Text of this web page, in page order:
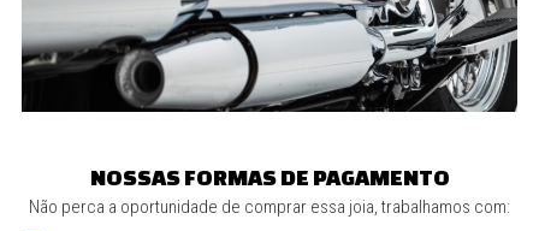
NOSSAS FORMAS DE PAGAMENTO
Não perca a oportunidade de comprar essa joia, trabalhamos com: